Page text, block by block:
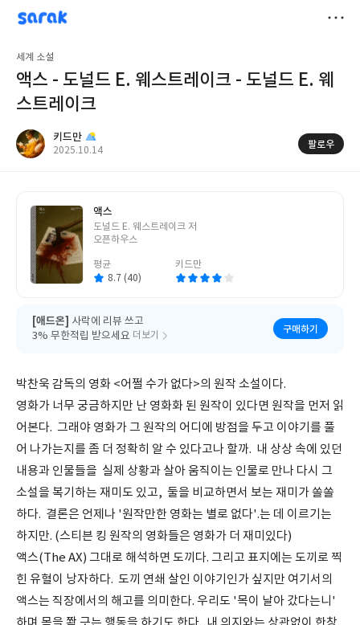
sarak
키드만
세계 소설
액스 - 도널드 E. 웨스트레이크 - 도널드 E. 웨
스트레이크
키드만
작
2025.10.14
팔로우
액스
글
쓴
도널드 E. 웨스트레이크 저
오픈하우스
평균
8.7 (40)
키드만
[애드온] 사락에 리뷰 쓰고
3% 무한적립 받으세요 더보기
구매하기
박찬욱 감독의 영화 <어쩔 수가 없다>의 원작 소설이다.
영화가 너무 궁금하지만 난 영화화 된 원작이 있다면 원작을 먼저 읽
어본다. 그래야 영화가 그 원작의 어디에 방점을 두고 이야기를 풀
어 나가는지를 좀 더 정확히 알 수 있다고나 할까. 내 상상 속에 있던
내용과 인물들을 실제 상황과 살아 움직이는 인물로 만나 다시 그
소설을 복기하는 재미도 있고, 둘을 비교하면서 보는 재미가 쏠쏠
하다. 결론은 언제나 '원작만한 영화는 별로 없다'.는 데 이르기는
하지만. (스티븐 킹 원작의 영화들은 영화가 더 재미있다)
액스(The AX) 그대로 해석하면 도끼다. 그리고 표지에는 도끼로 찍
힌 유혈이 낭자하다. 도끼 연쇄 살인 이야기인가 싶지만 여기서의
액스는 직장에서의 해고를 의미한다. 우리도 '목이 날아 갔다는니'